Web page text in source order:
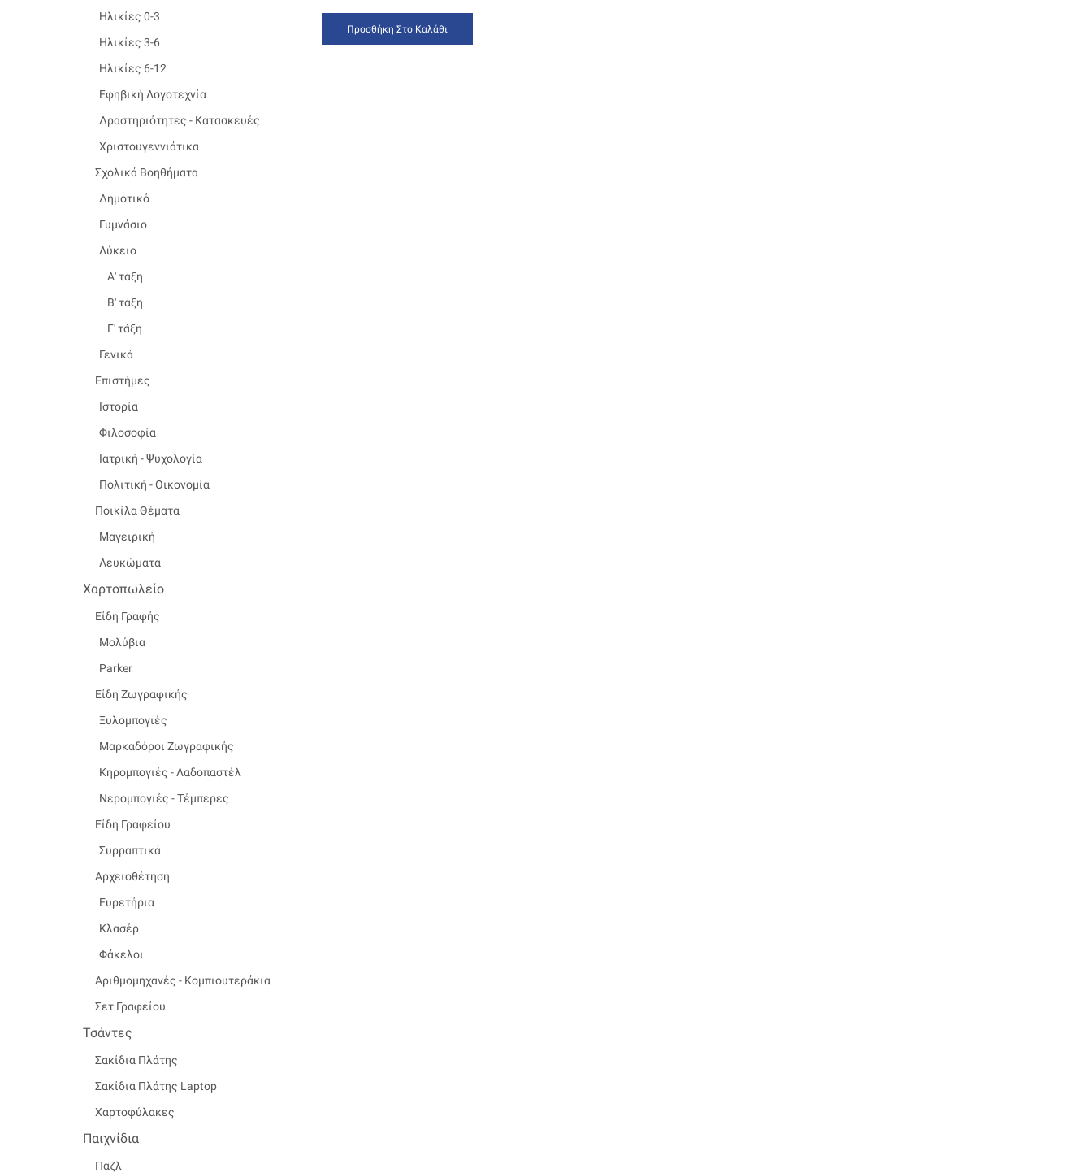
Προσθήκη Στο Καλάθι
Ηλικίες 0-3
Ηλικίες 3-6
Ηλικίες 6-12
Εφηβική Λογοτεχνία
Δραστηριότητες - Κατασκευές
Χριστουγεννιάτικα
Σχολικά Βοηθήματα
Δημοτικό
Γυμνάσιο
Λύκειο
Α' τάξη
Β' τάξη
Γ' τάξη
Γενικά
Επιστήμες
Ιστορία
Φιλοσοφία
Ιατρική - Ψυχολογία
Πολιτική - Οικονομία
Ποικίλα Θέματα
Μαγειρική
Λευκώματα
Χαρτοπωλείο
Είδη Γραφής
Μολύβια
Parker
Είδη Ζωγραφικής
Ξυλομπογιές
Μαρκαδόροι Ζωγραφικής
Κηρομπογιές - Λαδοπαστέλ
Νερομπογιές - Τέμπερες
Είδη Γραφείου
Συρραπτικά
Αρχειοθέτηση
Ευρετήρια
Κλασέρ
Φάκελοι
Αριθμομηχανές - Κομπιουτεράκια
Σετ Γραφείου
Τσάντες
Σακίδια Πλάτης
Σακίδια Πλάτης Laptop
Χαρτοφύλακες
Παιχνίδια
Παζλ